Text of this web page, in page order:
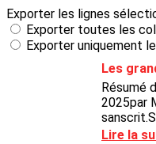
Exporter les lignes
Exporter toutes les
Exporter uniquement
Résumé
2025par
Lire la